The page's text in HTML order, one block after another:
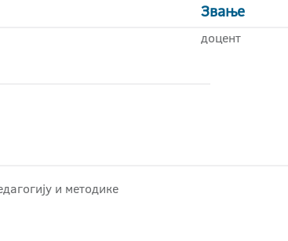
Звање
доцент
и методике